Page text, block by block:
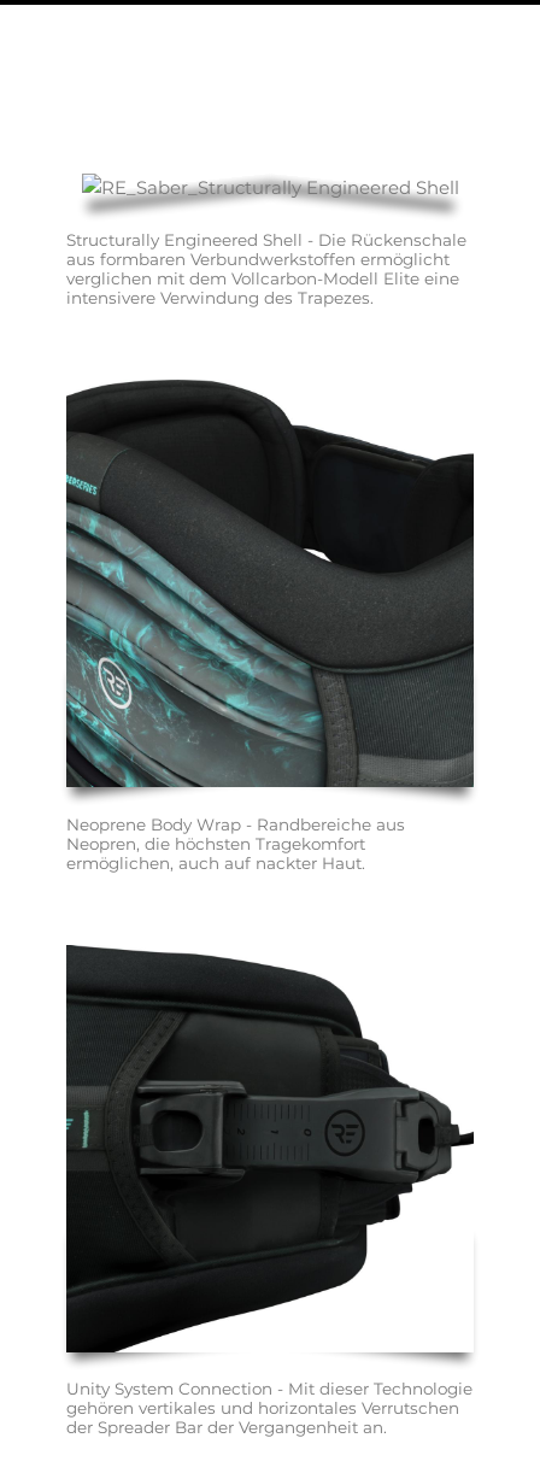
Structurally Engineered Shell - Die Rückenschale
aus formbaren Verbundwerkstoffen ermöglicht
verglichen mit dem Vollcarbon-Modell Elite eine
intensivere Verwindung des Trapezes.
Neoprene Body Wrap - Randbereiche aus
Neopren, die höchsten Tragekomfort
ermöglichen, auch auf nackter Haut.
Unity System Connection - Mit dieser Technologie
gehören vertikales und horizontales Verrutschen
der Spreader Bar der Vergangenheit an.